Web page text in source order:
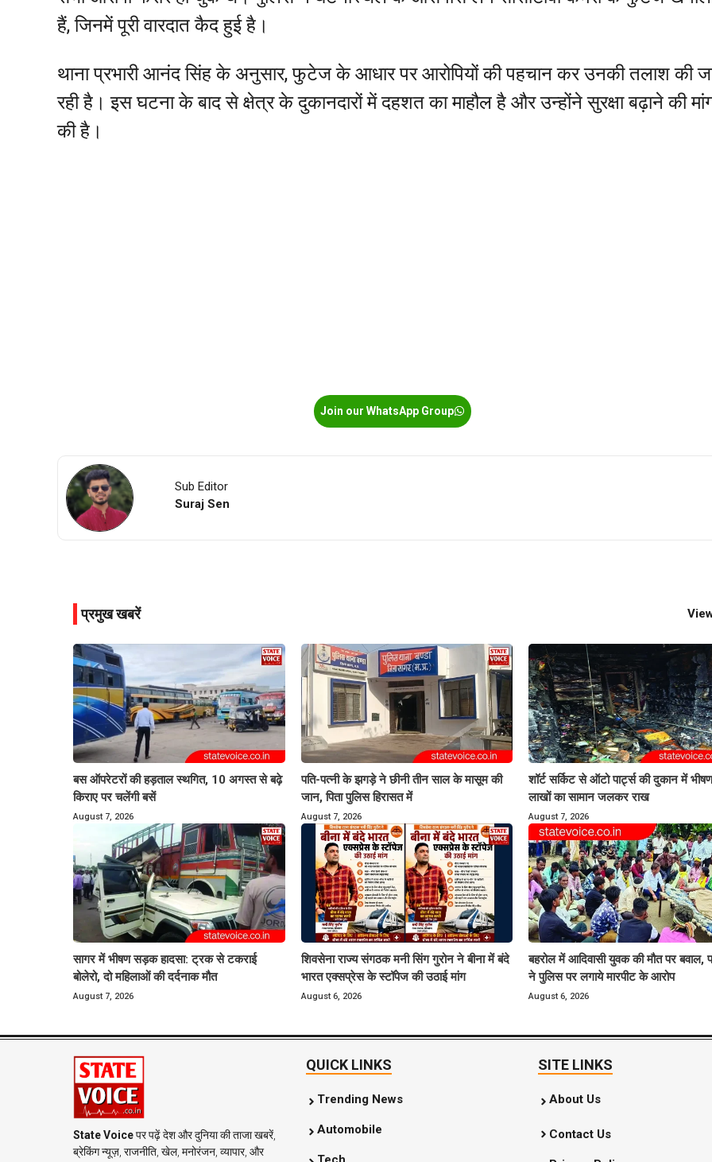
हैं, जिनमें पूरी वारदात कैद हुई है।
थाना प्रभारी आनंद सिंह के अनुसार, फुटेज के आधार पर आरोपियों की पहचान कर उनकी तलाश की
रही है। इस घटना के बाद से क्षेत्र के दुकानदारों में दहशत का माहौल है और उन्होंने सुरक्षा बढ़ाने की
की है।
Join our WhatsApp Group
Sub Editor
Suraj Sen
प्रमुख खबरें
बस ऑपरेटरों की हड़ताल स्थगित, 10 अगस्त से बढ़े
किराए पर चलेंगी बसें
August 7, 2026
पति-पत्नी के झगड़े ने छीनी तीन साल के मासूम की
जान, पिता पुलिस हिरासत में
August 7, 2026
शॉर्ट सर्किट से ऑटो पार्ट्स की दुकान में
लाखों का सामान जलकर राख
August 7, 2026
सागर में भीषण सड़क हादसा: ट्रक से टकराई
बोलेरो, दो महिलाओं की दर्दनाक मौत
August 7, 2026
शिवसेना राज्य संगठक मनी सिंग गुरोन ने बीना में बंदे
भारत एक्सप्रेस के स्टॉपेज की उठाई मांग
August 6, 2026
बहरोल में आदिवासी युवक की मौत पर बवाल,
ने पुलिस पर लगाये मारपीट के आरोप
August 6, 2026
State Voiceपर पढ़ें देश और दुनिया की ताजा खबरें,
ब्रेकिंग न्यूज़, राजनीति, खेल, मनोरंजन, व्यापार, और
QUICK LINKS
Trending News
Automobile
SITE LINKS
About Us
Contact Us